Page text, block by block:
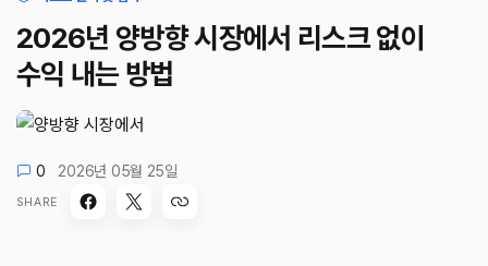
2026년 양방향 시장에서 리스크 없이
수익 내는 방법
0 2026년 05월 25일
SHARE